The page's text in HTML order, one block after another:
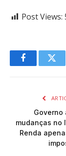
Post Views:
Facebook
Governo
mudanças no
Renda